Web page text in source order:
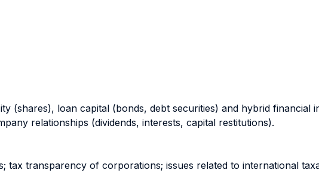
(shares), loan capital (bonds, debt securities) and hybrid financial
relationships (dividends, interests, capital restitutions).
tax transparency of corporations; issues related to international